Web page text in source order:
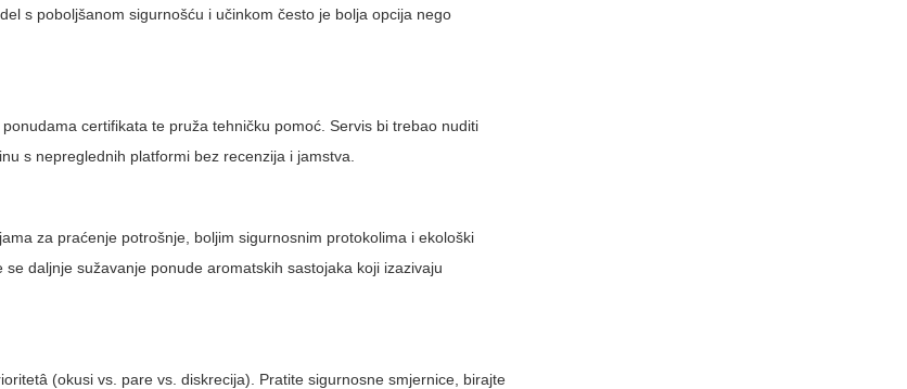
s poboljšanom sigurnošću i učinkom često je bolja opcija nego
certifikata te pruža tehničku pomoć. Servis bi trebao nuditi
s nepreglednih platformi bez recenzija i jamstva.
za praćenje potrošnje, boljim sigurnosnim protokolima i ekološki
daljnje sužavanje ponude aromatskih sastojaka koji izazivaju
(okusi vs. pare vs. diskrecija). Pratite sigurnosne smjernice, birajte